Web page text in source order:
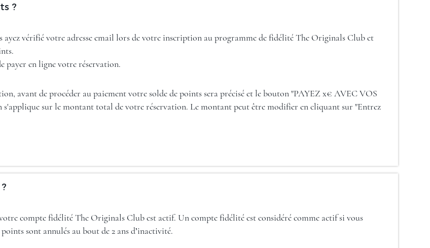
?
ayez vérifié votre adresse email lors de votre inscription au programme de fidélité The Originals Club et
payer en ligne votre réservation.
avant de procéder au paiement votre solde de points sera précisé et le bouton "PAYEZ x€ AVEC VOS
sur le montant total de votre réservation. Le montant peut être modifier en cliquant sur "Entrez
compte fidélité The Originals Club est actif. Un compte fidélité est considéré comme actif si vous
sont annulés au bout de 2 ans d’inactivité.